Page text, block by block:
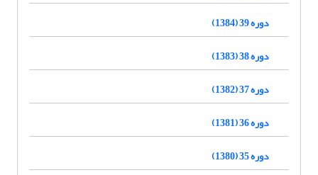
دوره 39 (1384)
دوره 38 (1383)
دوره 37 (1382)
دوره 36 (1381)
دوره 35 (1380)